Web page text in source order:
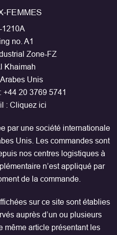
FEMMES
1210A
no. A1
Zone-FZ
Khaimah
Unis
+44 20 3769 5741
: Cliquez ici
par une société internationale
Unis. Les commandes sont
nos centres logistiques à
n’est appliqué par
de la commande.
sur ce site sont établies
auprès d’un ou plusieurs
même article présentant les